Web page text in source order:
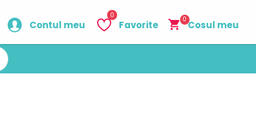
Contul meu Favorite
0
Cosul meu
0